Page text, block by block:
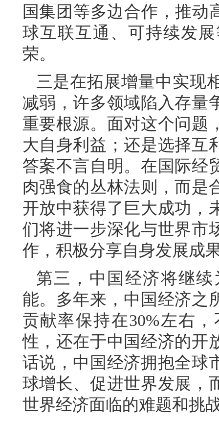
国集团等多边合作，推动
球互联互通、可持续发
荣。
三是在拓展增量中实现
减弱，许多领域陷入存量
重要根源。面对这个问题
大自身利益；还是选择互
答案不言自明。在国际经
肉强食的丛林法则，而是
开放中获得了巨大成功，
们将进一步深化与世界市
作，积极分享自身发展成
第三，中国经济将继
能。多年来，中国经济之
贡献率保持在30%左右
性，还在于中国经济的开
话说，中国经济拥抱全球
球增长、促进世界发展，
世界经济面临的难题和挑